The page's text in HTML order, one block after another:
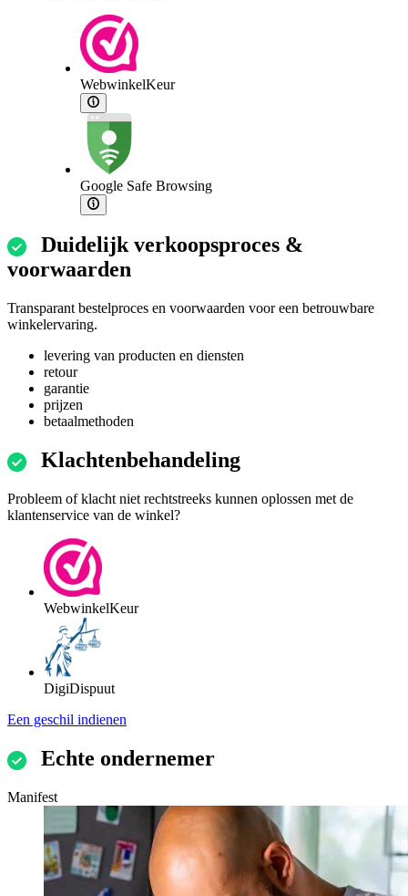
WebwinkelKeur
Google Safe Browsing
Duidelijk verkoopsproces &
voorwaarden
Transparant bestelproces en voorwaarden voor een betrouwbare
winkelervaring.
levering van producten en diensten
retour
garantie
prijzen
betaalmethoden
Klachtenbehandeling
Probleem of klacht niet rechtstreeks kunnen oplossen met de
klantenservice van de winkel?
WebwinkelKeur
DigiDispuut
Een geschil indienen
Echte ondernemer
Manifest